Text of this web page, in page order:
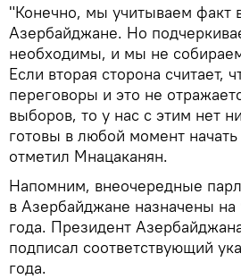
"Конечно, мы учитываем факт
Азербайджане. Но
необходимы, и мы не
Если вторая сторона считает,
переговоры и это не
выборов, то у нас с этим нет
готовы в любой момент
отметил Мнацаканян.
Напомним, внеочередные
в Азербайджане назначены
года. Президент
подписал соответствующий
года.